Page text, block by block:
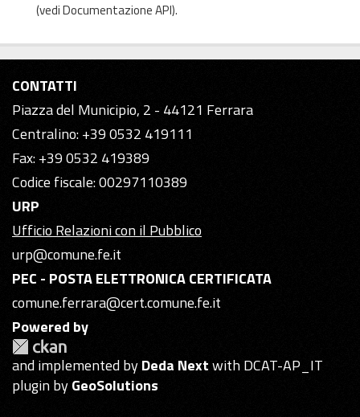
(vediDocumentazione API).
CONTATTI
Piazza del Municipio, 2 - 44121 Ferrara
Centralino: +39 0532 419111
Fax: +39 0532 419389
Codice fiscale: 00297110389
URP
Ufficio Relazioni con il Pubblico
urp@comune.fe.it
PEC - POSTA ELETTRONICA CERTIFICATA
comune.ferrara@cert.comune.fe.it
Powered by
and implemented byDeda Nextwith DCAT-AP_IT
plugin byGeoSolutions